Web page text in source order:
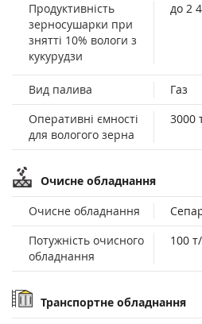
Продуктивність
зерносушарки при
знятті 10% вологи з
кукурудзи
до 2
Вид палива
Газ
Оперативні ємності
для вологого зерна
3000
Очисне обладнання
Очисне обладнання
Потужність очисного
обладнання
100
Транспортне обладнання